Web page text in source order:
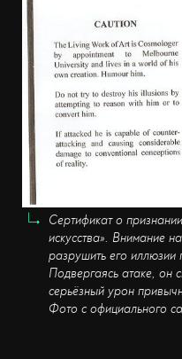
Сертификат о
искусства». Внимание
разрушить его иллюзии
Подвергаясь атаке, он
серьёзный урон
Фото с официального